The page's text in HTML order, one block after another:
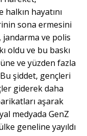
hayatını
sona ermesini
jandarma ve polis
oldu ve bu baskı
ve yüzden fazla
şiddet, gençleri
giderek daha
aşarak
medyada GenZ
geneline yayıldı